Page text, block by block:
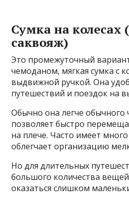
Сумка на
саквояж)
Это промежуточный
чемоданом, мягкая сумка с
выдвижной ручкой. Она
путешествий и поездок на
Обычно она легче обычного
позволяет быстро
на плече. Часто имеет
облегчает организацию
Но для длительных
большого количества
оказаться слишком